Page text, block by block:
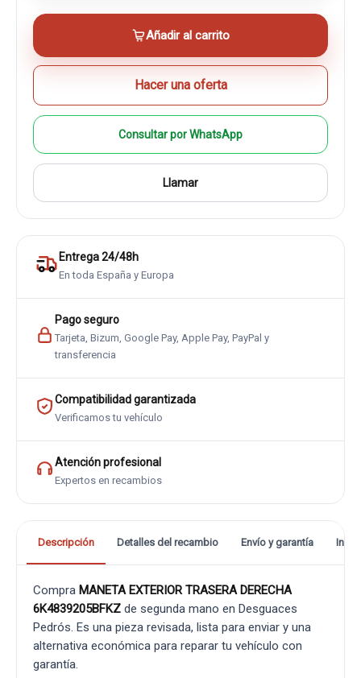
Añadir al carrito
Hacer una oferta
Consultar por WhatsApp
Llamar
Entrega 24/48h
En toda España y Europa
Pago seguro
Tarjeta, Bizum, Google Pay, Apple Pay, PayPal y
transferencia
Compatibilidad garantizada
Verificamos tu vehículo
Atención profesional
Expertos en recambios
Descripción Detalles del recambio Envío y garantía
Compra MANETA EXTERIOR TRASERA DERECHA
6K4839205BFKZ de segunda mano en Desguaces
Pedrós. Es una pieza revisada, lista para enviar y una
alternativa económica para reparar tu vehículo con
garantía.